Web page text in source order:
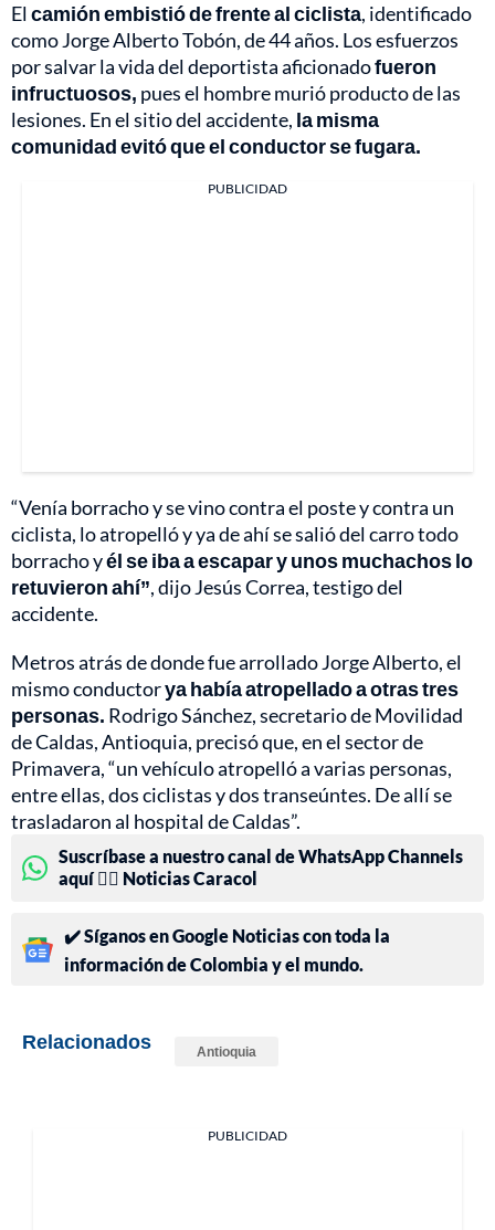
Elcamión embistió de frente al ciclista, identificado
como Jorge Alberto Tobón, de 44 años. Los esfuerzos
por salvar la vida del deportista aficionadofueron
infructuosos, pues el hombre murió producto de las
lesiones. En el sitio del accidente, la misma
comunidad evitó que el conductor se fugara.
PUBLICIDAD
“Venía borracho y se vino contra el poste y contra un
ciclista, lo atropelló y ya de ahí se salió del carro todo
borracho yél se iba a escapar y unos muchachos lo
retuvieron ahí”, dijo Jesús Correa, testigo del
accidente.
Metros atrás de donde fue arrollado Jorge Alberto, el
mismo conductorya había atropellado a otras tres
personas. Rodrigo Sánchez, secretario de Movilidad
de Caldas, Antioquia, precisó que, en el sector de
Primavera, “un vehículo atropelló a varias personas,
entre ellas, dos ciclistas y dos transeúntes. De allí se
trasladaron al hospital de Caldas”.
Suscríbase a nuestro canal de WhatsApp Channels
aquí 👉🏻 Noticias Caracol
✔️ Síganos en Google Noticias con toda la
información de Colombia y el mundo.
Relacionados Antioquia
PUBLICIDAD